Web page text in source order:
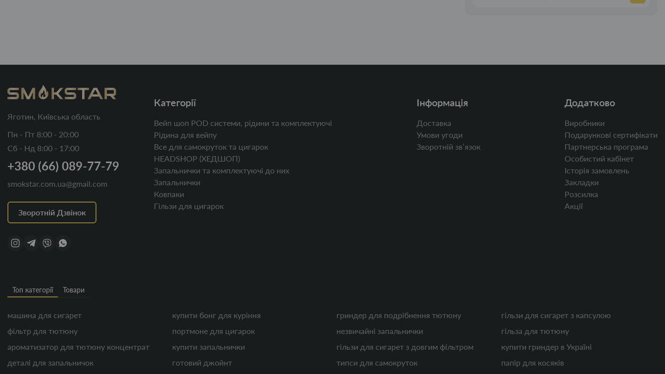
Яготин, Київська область
Пн - Пт 8:00 - 20:00
Сб - Нд 8:00 - 17:00
+380 (66) 089-77-79
smokstar.com.ua@gmail.com
Зворотній Дзвінок
Категорії
Вейп шоп POD системи, рідини та комплектуючі
Рідина для вейпу
Все для самокруток та цигарок
HEADSHOP (ХЕДШОП)
Запальнички та комплектуючі до них
Запальнички
Ковпаки
Гільзи для цигарок
Інформація
Доставка
Умови угоди
Зворотній звʼязок
Додатково
Виробники
Подарункові сертифікати
Партнерська програма
Особистий кабінет
Історія замовлень
Закладки
Розсилка
Акції
Топ категорії Товари
машина для сигарет
фільтр для тютюну
ароматизатор для тютюну концентрат
деталі для запальничок
купити бонг для куріння
портмоне для цигарок
купити запальнички
готовий джойнт
гриндер для подрібнення тютюну
незвичайні запальнички
гільзи для сигарет з довгим фільтром
типси для самокруток
гільзи для сигарет з капсулою
гільза для тютюну
купити гриндер в Україні
папір для косяків